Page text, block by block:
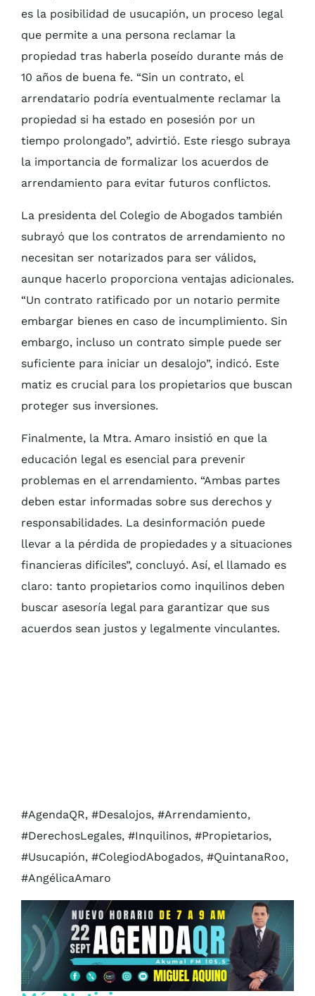
es la posibilidad de usucapión, un proceso legal
que permite a una persona reclamar la
propiedad tras haberla poseído durante más de
10 años de buena fe. “Sin un contrato, el
arrendatario podría eventualmente reclamar la
propiedad si ha estado en posesión por un
tiempo prolongado”, advirtió. Este riesgo subraya
la importancia de formalizar los acuerdos de
arrendamiento para evitar futuros conflictos.
La presidenta del Colegio de Abogados también
subrayó que los contratos de arrendamiento no
necesitan ser notarizados para ser válidos,
aunque hacerlo proporciona ventajas adicionales.
“Un contrato ratificado por un notario permite
embargar bienes en caso de incumplimiento. Sin
embargo, incluso un contrato simple puede ser
suficiente para iniciar un desalojo”, indicó. Este
matiz es crucial para los propietarios que buscan
proteger sus inversiones.
Finalmente, la Mtra. Amaro insistió en que la
educación legal es esencial para prevenir
problemas en el arrendamiento. “Ambas partes
deben estar informadas sobre sus derechos y
responsabilidades. La desinformación puede
llevar a la pérdida de propiedades y a situaciones
financieras difíciles”, concluyó. Así, el llamado es
claro: tanto propietarios como inquilinos deben
buscar asesoría legal para garantizar que sus
acuerdos sean justos y legalmente vinculantes.
#AgendaQR, #Desalojos, #Arrendamiento,
#DerechosLegales, #Inquilinos, #Propietarios,
#Usucapión, #ColegiodAbogados, #QuintanaRoo,
#AngélicaAmaro